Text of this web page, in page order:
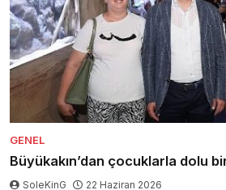
GENEL
Büyükakın’dan çocuklarla dolu
SoleKinG 22 Haziran 2026